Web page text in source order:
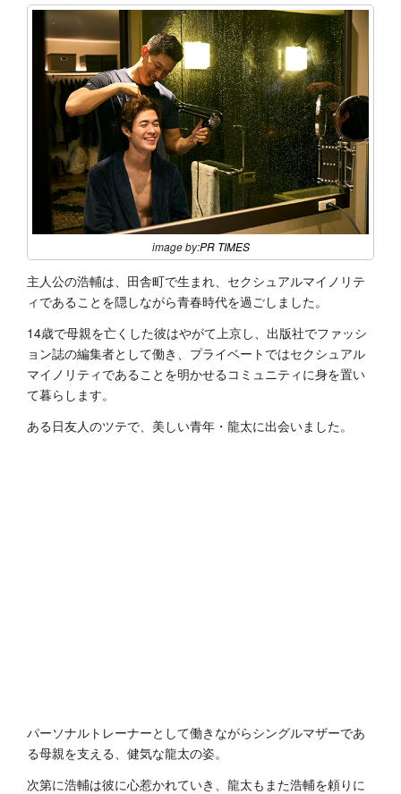
image by:PR TIMES
主人公の浩輔は、田舎町で生まれ、セクシュアルマイノリテ
ィであることを隠しながら青春時代を過ごしました。
14歳で母親を亡くした彼はやがて上京し、出版社でファッシ
ョン誌の編集者として働き、プライベートではセクシュアル
マイノリティであることを明かせるコミュニティに身を置い
て暮らします。
ある日友人のツテで、美しい青年・龍太に出会いました。
パーソナルトレーナーとして働きながらシングルマザーであ
る母親を支える、健気な龍太の姿。
次第に浩輔は彼に心惹かれていき、龍太もまた浩輔を頼りに